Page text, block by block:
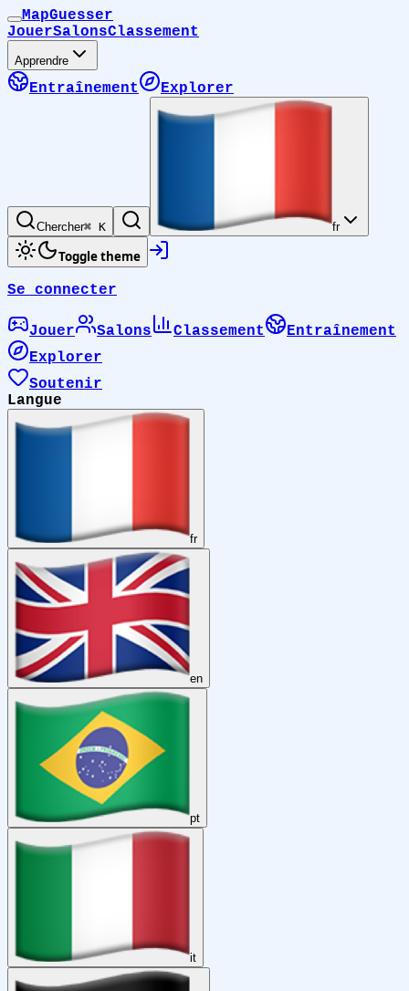
MapGuesser
JouerSalonsClassement
Apprendre
Entraînement Explorer
Chercher⌘ K fr
Toggle theme
Se connecter
Jouer Salons Classement
Entraînement
Explorer
Soutenir
Langue
fr
en
pt
it